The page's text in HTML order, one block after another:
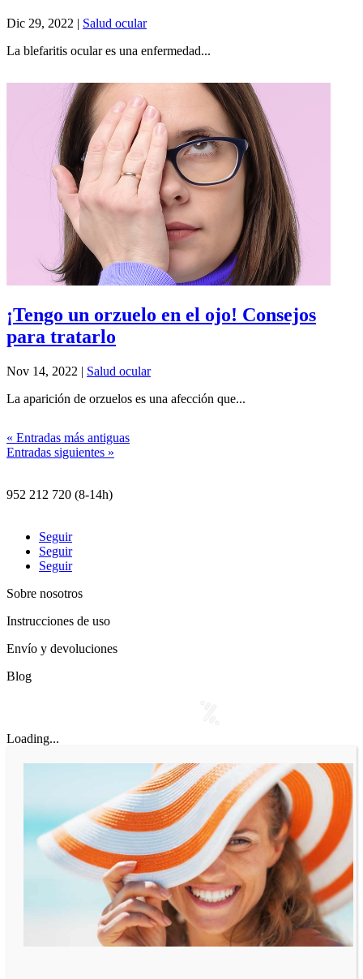
Dic 29, 2022 | Salud ocular
La blefaritis ocular es una enfermedad...
¡Tengo un orzuelo en el ojo! Consejos
para tratarlo
Nov 14, 2022 | Salud ocular
La aparición de orzuelos es una afección que...
« Entradas más antiguas
Entradas siguientes »
952 212 720 (8-14h)
Seguir
Seguir
Seguir
Sobre nosotros
Instrucciones de uso
Envío y devoluciones
Blog
Loading...